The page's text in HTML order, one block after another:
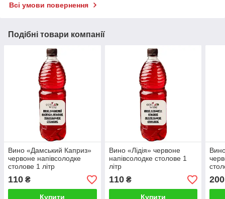
Всі умови повернення
Подібні товари компанії
Вино «Дамський Каприз»
червоне напівсолодке
столове 1 літр
110 ₴
Купити
Вино «Лідія» червоне
напівсолодке столове 1
літр
110₴
Купити
200